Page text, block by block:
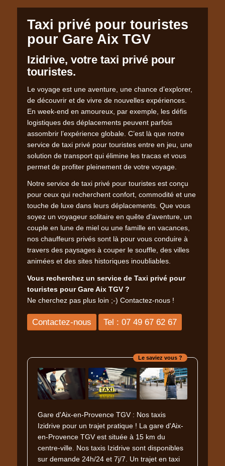
Taxi privé pour touristes
pour Gare Aix TGV
Izidrive, votre taxi privé pour
touristes.
Le voyage est une aventure, une chance d’explorer,
de découvrir et de vivre de nouvelles expériences.
En week-end en amoureux, par exemple, les défis
logistiques des déplacements peuvent parfois
assombrir l’expérience globale. C’est là que notre
service de taxi privé pour touristes entre en jeu, une
solution de transport qui élimine les tracas et vous
permet de profiter pleinement de votre voyage.
Notre service de taxi privé pour touristes est conçu
pour ceux qui recherchent confort, commodité et une
touche de luxe dans leurs déplacements. Que vous
soyez un voyageur solitaire en quête d’aventure, un
couple en lune de miel ou une famille en vacances,
nos chauffeurs privés sont là pour vous conduire à
travers des paysages à couper le souffle, des villes
animées et des sites historiques inoubliables.
Vous recherchez un service de Taxi privé pour
touristes pour Gare Aix TGV ?
Ne cherchez pas plus loin ;-) Contactez-nous !
Contactez-nous Tel : 07 49 67 62 67
Le saviez vous ?
Gare d'Aix-en-Provence TGV : Nos taxis
Izidrive pour un trajet pratique ! La gare d'Aix-
en-Provence TGV est située à 15 km du
centre-ville. Nos taxis Izidrive sont disponibles
sur demande 24h/24 et 7j/7. Un trajet en taxi